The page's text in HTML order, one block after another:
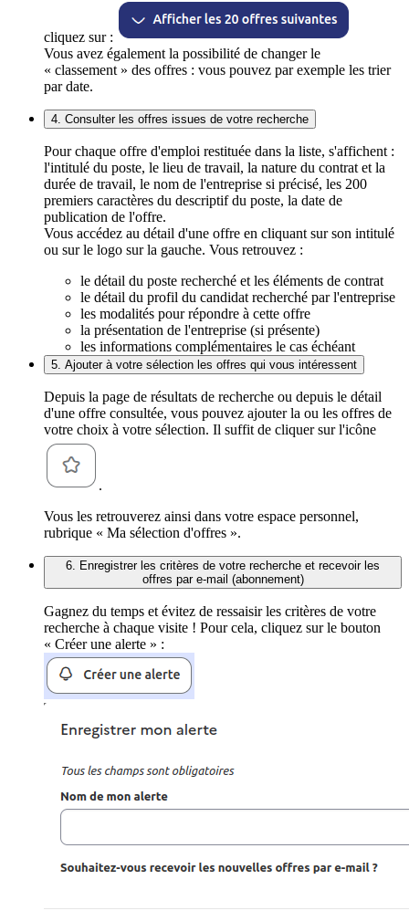
cliquez sur :
Vous avez également la possibilité de changer le
« classement » des offres : vous pouvez par exemple les trier
par date.
4. Consulter les offres issues de votre recherche
Pour chaque offre d'emploi restituée dans la liste, s'affichent :
l'intitulé du poste, le lieu de travail, la nature du contrat et la
durée de travail, le nom de l'entreprise si précisé, les 200
premiers caractères du descriptif du poste, la date de
publication de l'offre.
Vous accédez au détail d'une offre en cliquant sur son intitulé
ou sur le logo sur la gauche. Vous retrouvez :
le détail du poste recherché et les éléments de contrat
le détail du profil du candidat recherché par l'entreprise
les modalités pour répondre à cette offre
la présentation de l'entreprise (si présente)
les informations complémentaires le cas échéant
5. Ajouter à votre sélection les offres qui vous intéressent
Depuis la page de résultats de recherche ou depuis le détail
d'une offre consultée, vous pouvez ajouter la ou les offres de
votre choix à votre sélection. Il suffit de cliquer sur l'icône
.
Vous les retrouverez ainsi dans votre espace personnel,
rubrique « Ma sélection d'offres ».
6. Enregistrer les critères de votre recherche et recevoir les
offres par e-mail (abonnement)
Gagnez du temps et évitez de ressaisir les critères de votre
recherche à chaque visite ! Pour cela, cliquez sur le bouton
« Créer une alerte » :